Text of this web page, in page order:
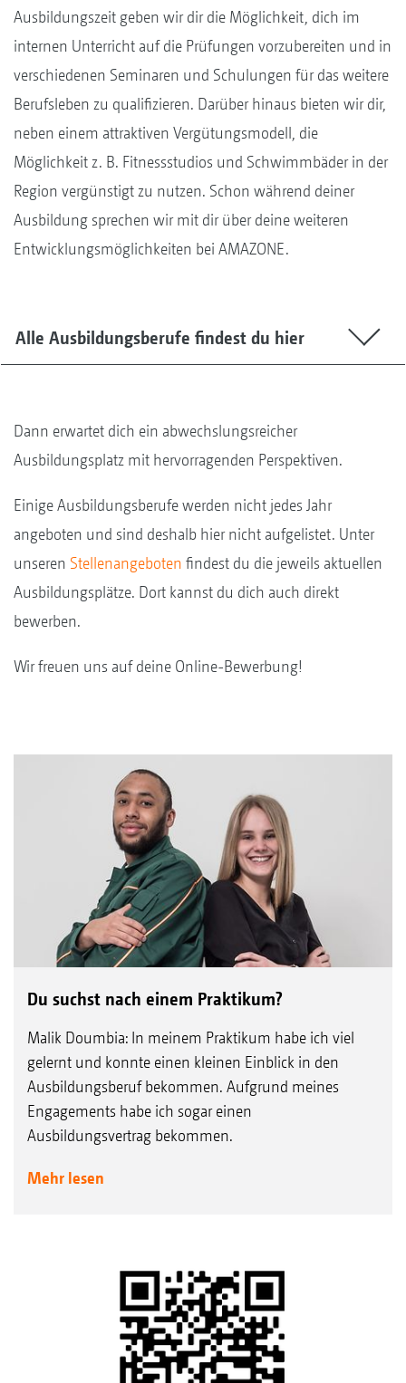
Ausbildungszeit geben wir dir die Möglichkeit, dich im
internen Unterricht auf die Prüfungen vorzubereiten und in
verschiedenen Seminaren und Schulungen für das weitere
Berufsleben zu qualifizieren. Darüber hinaus bieten wir dir,
neben einem attraktiven Vergütungsmodell, die
Möglichkeit z. B. Fitnessstudios und Schwimmbäder in der
Region vergünstigt zu nutzen. Schon während deiner
Ausbildung sprechen wir mit dir über deine weiteren
Entwicklungsmöglichkeiten bei AMAZONE.
Alle Ausbildungsberufe findest du hier
Dann erwartet dich ein abwechslungsreicher
Ausbildungsplatz mit hervorragenden Perspektiven.
Einige Ausbildungsberufe werden nicht jedes Jahr
angeboten und sind deshalb hier nicht aufgelistet. Unter
unseren Stellenangeboten findest du die jeweils aktuellen
Ausbildungsplätze. Dort kannst du dich auch direkt
bewerben.
Wir freuen uns auf deine Online-Bewerbung!
Du suchst nach einem Praktikum?
Malik Doumbia: In meinem Praktikum habe ich viel
gelernt und konnte einen kleinen Einblick in den
Ausbildungsberuf bekommen. Aufgrund meines
Engagements habe ich sogar einen
Ausbildungsvertrag bekommen.
Mehr lesen